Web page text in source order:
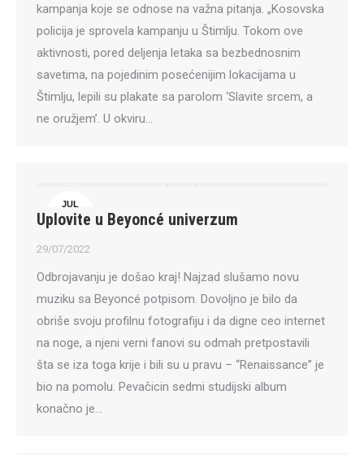
kampanja koje se odnose na važna pitanja. „Kosovska
policija je sprovela kampanju u Štimlju. Tokom ove
aktivnosti, pored deljenja letaka sa bezbednosnim
savetima, na pojedinim posećenijim lokacijama u
Štimlju, lepili su plakate sa parolom ‘Slavite srcem, a
ne oružjem’. U okviru…
JUL
29
Uplovite u Beyoncé univerzum
29/07/2022
Odbrojavanju je došao kraj! Najzad slušamo novu
muziku sa Beyoncé potpisom. Dovoljno je bilo da
obriše svoju profilnu fotografiju i da digne ceo internet
na noge, a njeni verni fanovi su odmah pretpostavili
šta se iza toga krije i bili su u pravu – “Renaissance” je
bio na pomolu. Pevačicin sedmi studijski album
konačno je…